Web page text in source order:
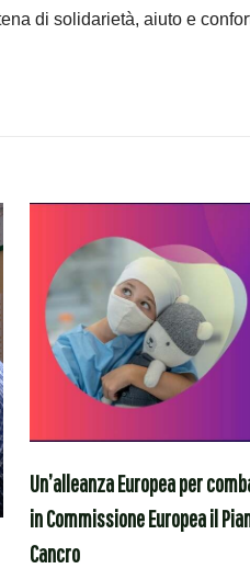
di solidarietà, aiuto e
Un’alleanza Europea per
in Commissione Europea il
Cancro